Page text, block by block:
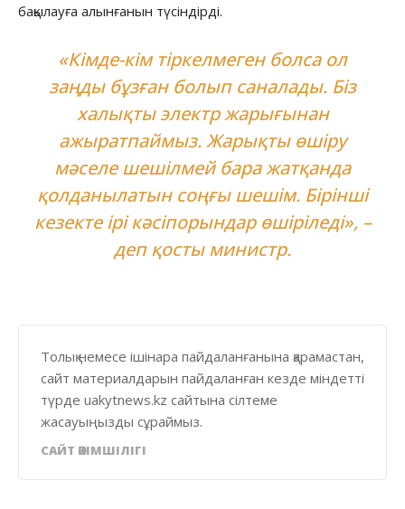
бақылауға алынғанын түсіндірді.
«Кімде-кім тіркелмеген болса ол
заңды бұзған болып саналады. Біз
халықты электр жарығынан
ажыратпаймыз. Жарықты өшіру
мәселе шешілмей бара жатқанда
қолданылатын соңғы шешім. Бірінші
кезекте ірі кәсіпорындар өшіріледі», –
деп қосты министр.
Толық немесе ішінара пайдаланғанына қарамастан,
сайт материалдарын пайдаланған кезде міндетті
түрде uakytnews.kz сайтына сілтеме
жасауыңызды сұраймыз.
САЙТ ӘКІМШІЛІГІ